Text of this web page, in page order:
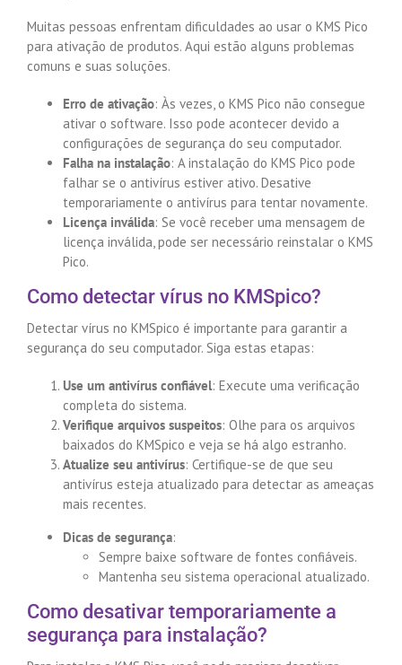
Muitas pessoas enfrentam dificuldades ao usar o KMS Pico
para ativação de produtos. Aqui estão alguns problemas
comuns e suas soluções.
Erro de ativação: Às vezes, o KMS Pico não consegue
ativar o software. Isso pode acontecer devido a
configurações de segurança do seu computador.
Falha na instalação: A instalação do KMS Pico pode
falhar se o antivírus estiver ativo. Desative
temporariamente o antivírus para tentar novamente.
Licença inválida: Se você receber uma mensagem de
licença inválida, pode ser necessário reinstalar o KMS
Pico.
Como detectar vírus no KMSpico?
Detectar vírus no KMSpico é importante para garantir a
segurança do seu computador. Siga estas etapas:
Use um antivírus confiável: Execute uma verificação
completa do sistema.
Verifique arquivos suspeitos: Olhe para os arquivos
baixados do KMSpico e veja se há algo estranho.
Atualize seu antivírus: Certifique-se de que seu
antivírus esteja atualizado para detectar as ameaças
mais recentes.
Dicas de segurança:
Sempre baixe software de fontes confiáveis.
Mantenha seu sistema operacional atualizado.
Como desativar temporariamente a
segurança para instalação?